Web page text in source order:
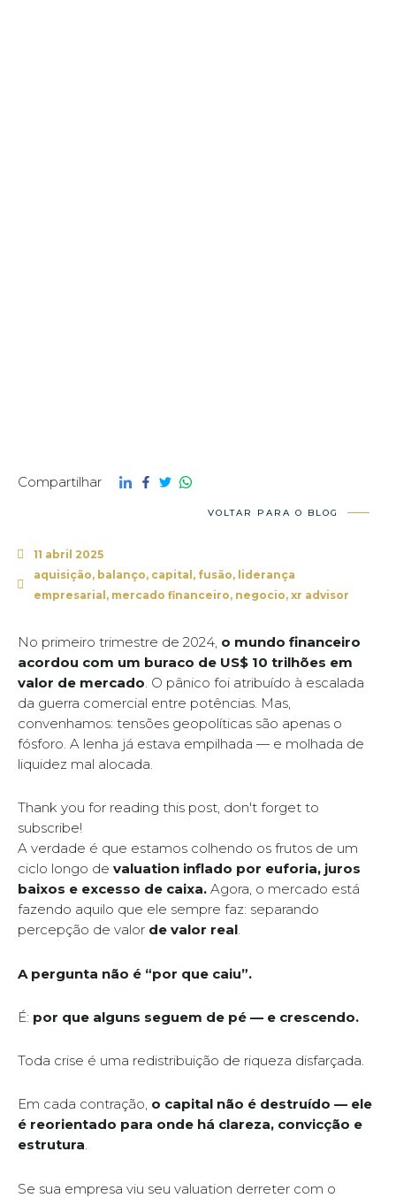
Compartilhar
VOLTAR PARA O BLOG
11 abril 2025
aquisição, balanço, capital , fusão, liderança
empresarial , mercado financeiro, negocio, xr advisor
No primeiro trimestre de 2024, o mundo financeiro
acordou com um buraco de US$ 10 trilhões em
valor de mercado. O pânico foi atribuído à escalada
da guerra comercial entre potências. Mas,
convenhamos: tensões geopolíticas são apenas o
fósforo. A lenha já estava empilhada — e molhada de
liquidez mal alocada.
Thank you for reading this post, don't forget to
subscribe!
A verdade é que estamos colhendo os frutos de um
ciclo longo de valuation inflado por euforia, juros
baixos e excesso de caixa. Agora, o mercado está
fazendo aquilo que ele sempre faz: separando
percepção de valor de valor real.
A pergunta não é “por que caiu”.
É: por que alguns seguem de pé — e crescendo.
Toda crise é uma redistribuição de riqueza disfarçada.
Em cada contração, o capital não é destruído — ele
é reorientado para onde há clareza, convicção e
estrutura.
Se sua empresa viu seu valuation derreter com o